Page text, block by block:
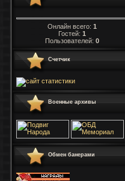
Онлайн всего: 1
Гостей: 1
Пользователей: 0
Счетчик
Военные архивы
Обмен банерами